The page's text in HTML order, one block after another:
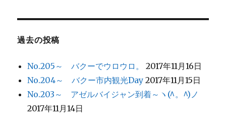
過去の投稿
No.205～ バクーでウロウロ。
2017年11月16日
No.204～ バクー市内観光Day 2017年11月15日
No.203～ アゼルバイジャン到着～ヽ(^。^)ノ
2017年11月14日